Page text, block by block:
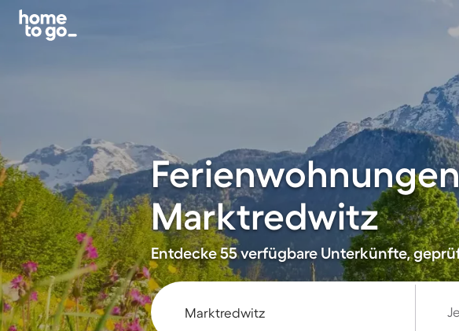
Marktredwitz
Entdecke 55 verfügbare Unterkünfte,